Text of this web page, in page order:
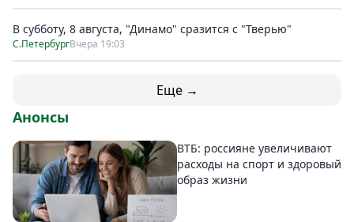
В субботу, 8 августа, "Динамо" сразится с "Тверью"
С.ПетербургВчера 19:03
Еще →
Анонсы
ВТБ: россияне увеличивают
расходы на спорт и здоровый
образ жизни